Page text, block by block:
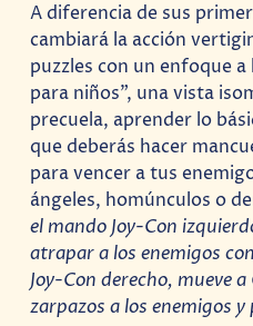
A diferencia de sus
cambiará la acción
puzzles con un enfoque
para niños”, una vista
precuela, aprender lo
que deberás hacer
para vencer a tus
ángeles, homúnculos o
el mando Joy-Con
atrapar a los enemigos
Joy-Con derecho, mueve
zarpazos a los enemigos